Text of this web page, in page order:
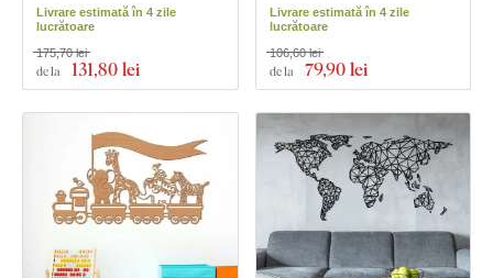
Livrare estimată în 4 zile
lucrătoare
de la 131,80 lei
175,70 lei
Livrare estimată în 4 zile
lucrătoare
de la 79,90 lei
106,60 lei